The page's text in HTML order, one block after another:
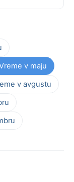
v maju
v avgustu